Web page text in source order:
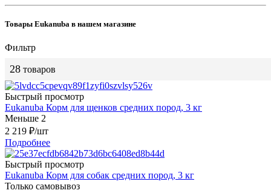
Товары Eukanuba в нашем магазине
Фильтр
28 товаров
Быстрый просмотр
Eukanuba Корм для щенков средних пород, 3 кг
Меньше 2
2 219 ₽/шт
Подробнее
Быстрый просмотр
Eukanuba Корм для собак средних пород, 3 кг
Только самовывоз